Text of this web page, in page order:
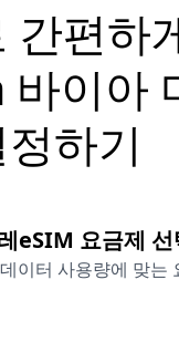
간편하
이아
하기
eSIM 요금제 선
이터 사용량에 맞는